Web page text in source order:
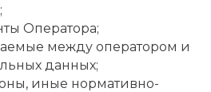
;
Оператора;
между оператором и
данных;
иные нормативно-